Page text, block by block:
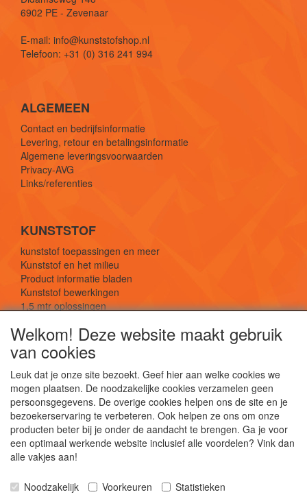
6902 PE - Zevenaar
E-mail: info@kunststofshop.nl
Telefoon: +31 (0) 316 241 994
ALGEMEEN
Contact en bedrijfsinformatie
Levering, retour en betalingsinformatie
Algemene leveringsvoorwaarden
Privacy-AVG
Links/referenties
KUNSTSTOF
kunststof toepassingen en meer
Kunststof en het milieu
Product informatie bladen
Kunststof bewerkingen
1,5 mtr oplossingen
SOCIALE MEDIA
De webshop voor kunststof platen, folies, buizen
Kunststof bewerkingen, productontwerp en
duurzame oplossingen.
Welkom! Deze website maakt gebruik
van cookies
Leuk dat je onze site bezoekt. Geef hier aan welke cookies we
mogen plaatsen. De noodzakelijke cookies verzamelen geen
persoonsgegevens. De overige cookies helpen ons de site en je
bezoekerservaring te verbeteren. Ook helpen ze ons om onze
producten beter bij je onder de aandacht te brengen. Ga je voor
een optimaal werkende website inclusief alle voordelen? Vink dan
alle vakjes aan!
Noodzakelijk Voorkeuren Statistieken